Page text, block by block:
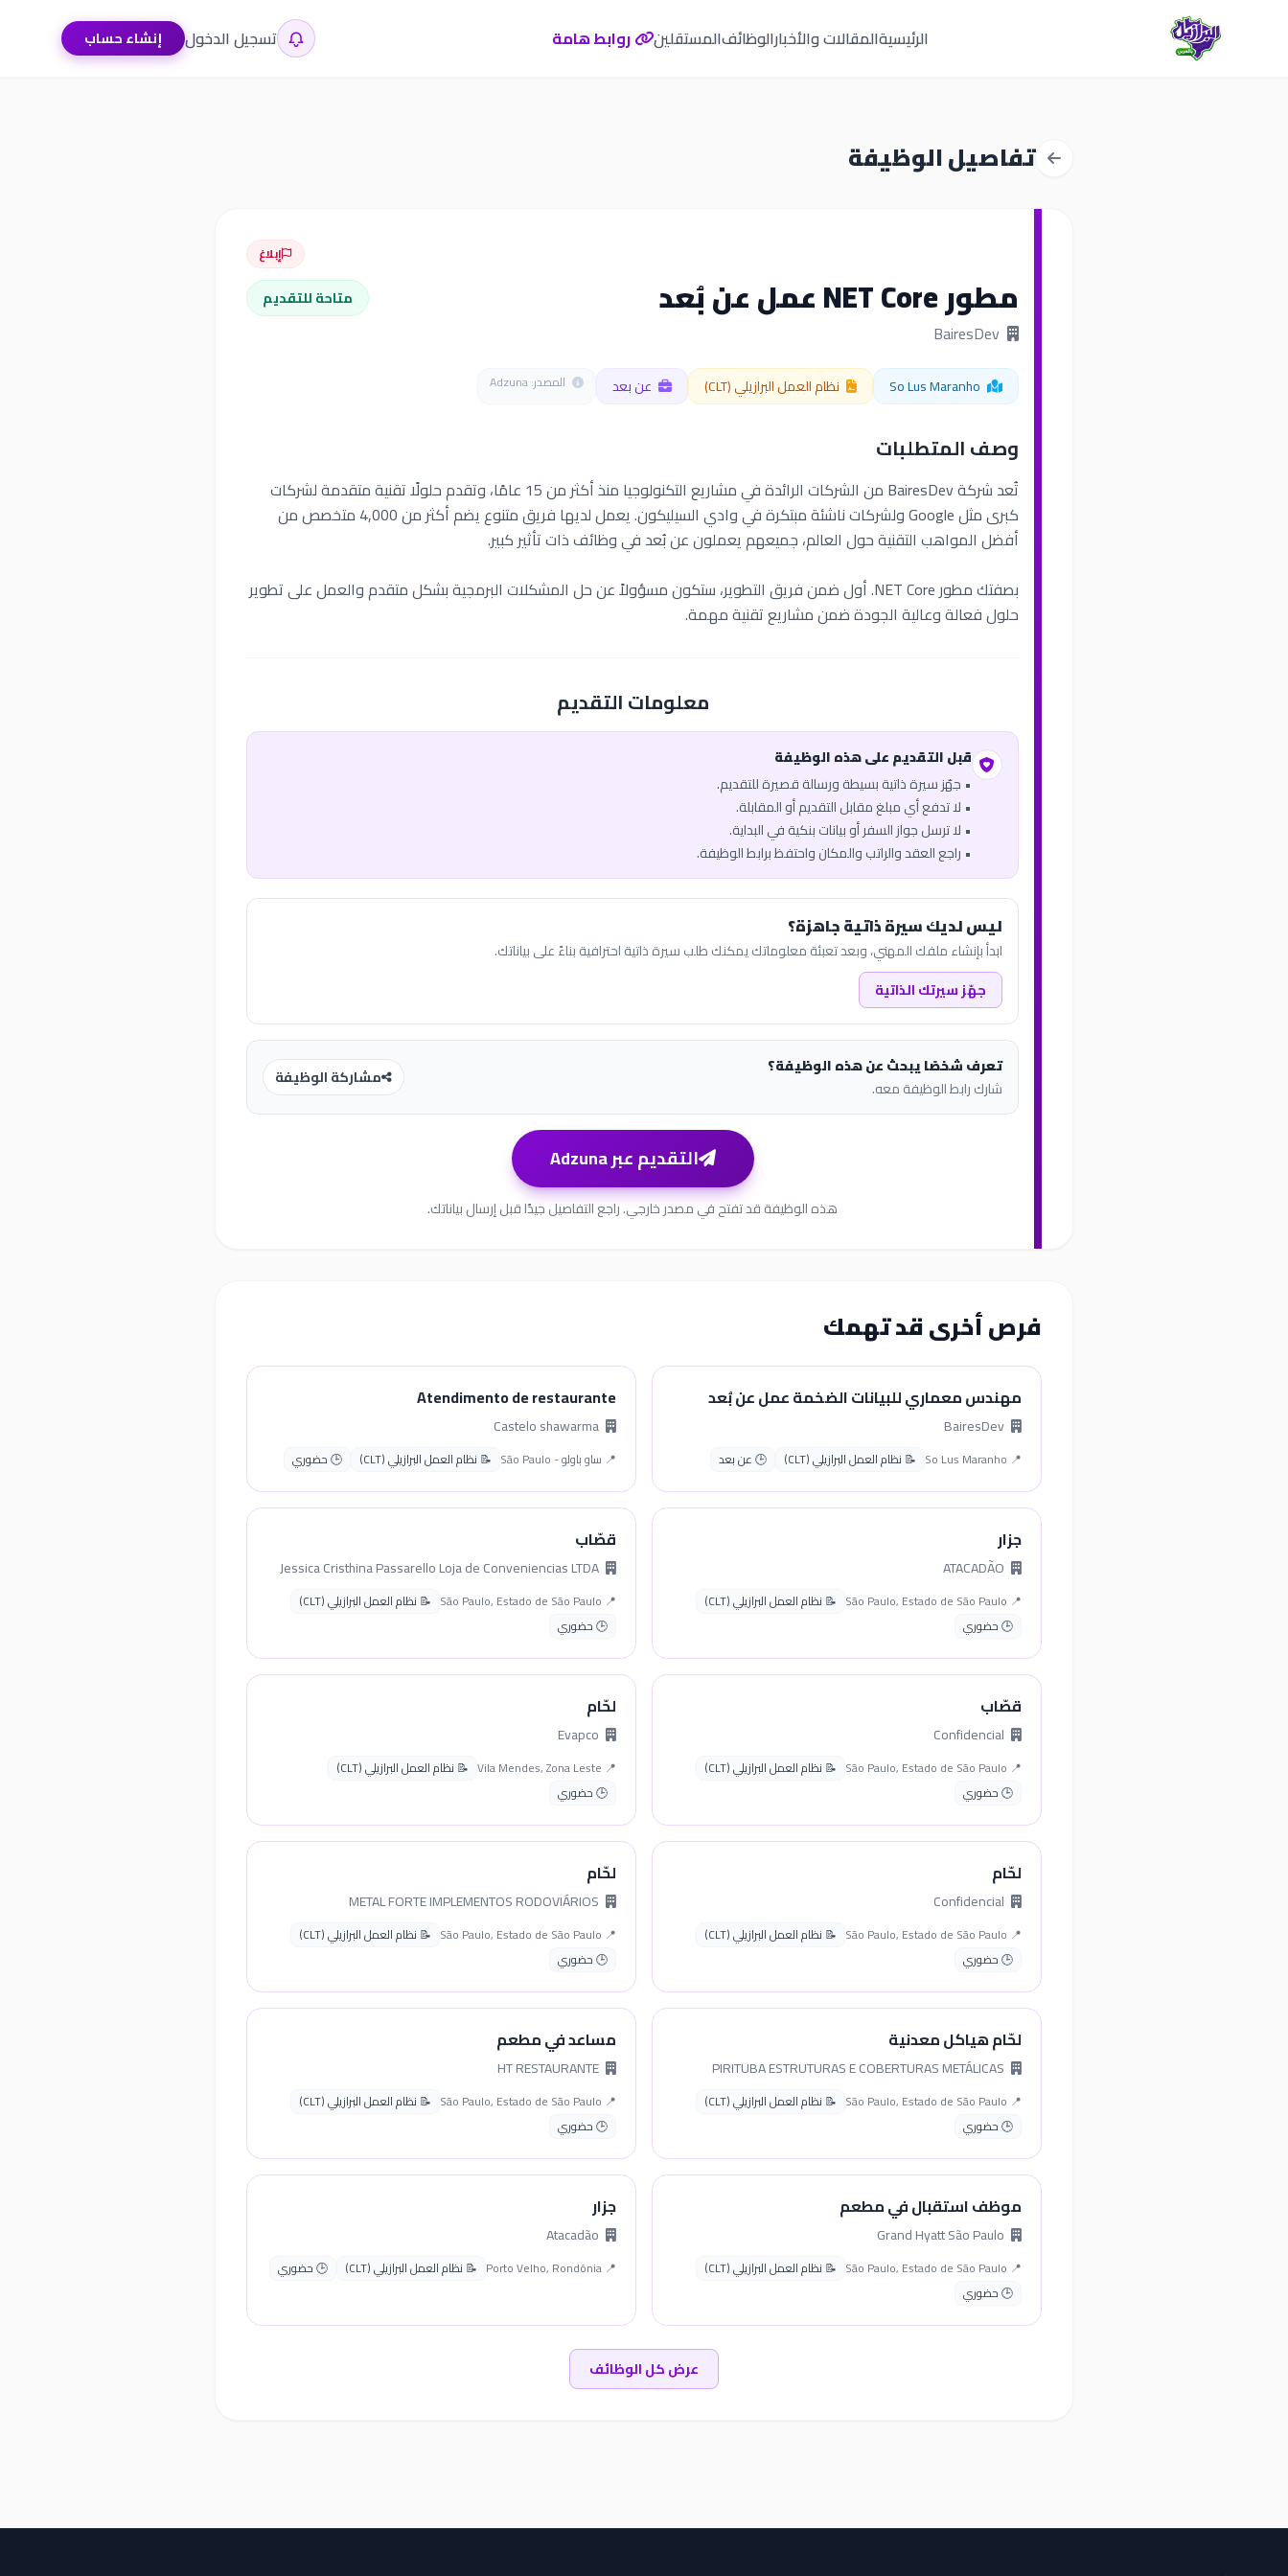
الرئيسيةالمقالات والأخبارالوظائفالمستقلين روابط هامة تسجيل الدخول إنشاء حساب
تفاصيل الوظيفة
إبلاغ
مطور NET Core عمل عن بُعد متاحة للتقديم
نظام العمل البرازيلي (CLT) عن بعد المصدر: Adzuna
وصف المتطلبات
تُعد شركة BairesDev من الشركات الرائدة في مشاريع التكنولوجيا منذ أكثر من 15 عامًا، وتقدم حلولًا تقنية متقدمة لشركات
كبرى مثل Google ولشركات ناشئة مبتكرة في وادي السيليكون. يعمل لديها فريق متنوع يضم أكثر من 4,000 متخصص من
أفضل المواهب التقنية حول العالم، جميعهم يعملون عن بُعد في وظائف ذات تأثير كبير.
بصفتك مطور ‎.NET Core‎ أول ضمن فريق التطوير، ستكون مسؤولاً عن حل المشكلات البرمجية بشكل متقدم والعمل على تطوير
حلول فعالة وعالية الجودة ضمن مشاريع تقنية مهمة.
معلومات التقديم
قبل التقديم على هذه الوظيفة
• جهّز سيرة ذاتية بسيطة ورسالة قصيرة للتقديم.
• لا تدفع أي مبلغ مقابل التقديم أو المقابلة.
• لا ترسل جواز السفر أو بيانات بنكية في البداية.
• راجع العقد والراتب والمكان واحتفظ برابط الوظيفة.
ليس لديك سيرة ذاتية جاهزة؟
ابدأ بإنشاء ملفك المهني، وبعد تعبئة معلوماتك يمكنك طلب سيرة ذاتية احترافية بناءً على بياناتك.
جهّز سيرتك الذاتية
تعرف شخصًا يبحث عن هذه الوظيفة؟
شارك رابط الوظيفة معه.
مشاركة الوظيفة
التقديم عبر Adzuna
هذه الوظيفة قد تفتح في مصدر خارجي. راجع التفاصيل جيدًا قبل إرسال بياناتك.
فرص أخرى قد تهمك
مهندس معماري للبيانات الضخمة عمل عن بُعد
📍 So Lus Maranho 📝 نظام العمل البرازيلي (CLT) 🕒 عن بعد
Atendimento de restaurante
📍 ساو باولو - São Paulo 📝 نظام العمل البرازيلي (CLT) 🕒 حضوري
جزار
📍 São Paulo, Estado de São Paulo
📝 نظام العمل البرازيلي (CLT)
🕒 حضوري
قصّاب
📍 São Paulo, Estado de São Paulo
📝 نظام العمل البرازيلي (CLT)
🕒 حضوري
قصّاب
📍 São Paulo, Estado de São Paulo
📝 نظام العمل البرازيلي (CLT)
🕒 حضوري
لحّام
📍 Vila Mendes, Zona Leste
📝 نظام العمل البرازيلي (CLT)
🕒 حضوري
لحّام
📍 São Paulo, Estado de São Paulo
📝 نظام العمل البرازيلي (CLT)
🕒 حضوري
لحّام
📍 São Paulo, Estado de São Paulo
📝 نظام العمل البرازيلي (CLT)
🕒 حضوري
لحّام هياكل معدنية
📍 São Paulo, Estado de São Paulo
📝 نظام العمل البرازيلي (CLT)
🕒 حضوري
مساعد في مطعم
📍 São Paulo, Estado de São Paulo
📝 نظام العمل البرازيلي (CLT)
🕒 حضوري
موظف استقبال في مطعم
📍 São Paulo, Estado de São Paulo
📝 نظام العمل البرازيلي (CLT)
🕒 حضوري
جزار
📍 Porto Velho, Rondônia 📝 نظام العمل البرازيلي (CLT) 🕒 حضوري
عرض كل الوظائف